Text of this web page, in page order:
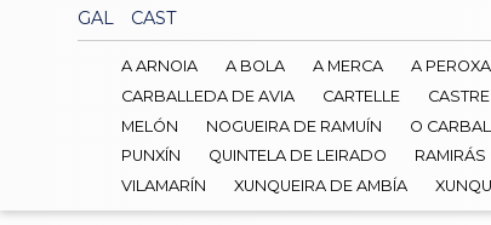
GAL CAST
A ARNOIA A BOLA A MERCA A PEROXA
CARBALLEDA DE AVIA
CARTELLE
MELÓN
NOGUEIRA DE RAMUÍN O
PUNXÍN
QUINTELA DE LEIRADO RAMIRÁS
VILAMARÍN
XUNQUEIRA DE AMBÍA